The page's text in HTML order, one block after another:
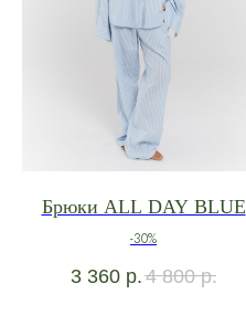
Брюки ALL DAY BLUE
-30%
3 360 р.4 800 р.